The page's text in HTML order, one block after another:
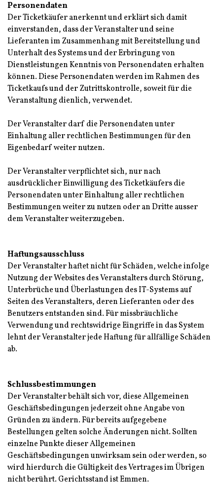
Personendaten
Der Ticketkäufer anerkennt und erklärt sich damit
einverstanden, dass der Veranstalter und seine
Lieferanten im Zusammenhang mit Bereitstellung und
Unterhalt des Systems und der Erbringung von
Dienstleistungen Kenntnis von Personendaten erhalten
können. Diese Personendaten werden im Rahmen des
Ticketkaufs und der Zutrittskontrolle, soweit für die
Veranstaltung dienlich, verwendet.
Der Veranstalter darf die Personendaten unter
Einhaltung aller rechtlichen Bestimmungen für den
Eigenbedarf weiter nutzen.
Der Veranstalter verpflichtet sich, nur nach
ausdrücklicher Einwilligung des Ticketkäufers die
Personendaten unter Einhaltung aller rechtlichen
Bestimmungen weiter zu nutzen oder an Dritte ausser
dem Veranstalter weiterzugeben.
Haftungsausschluss
Der Veranstalter haftet nicht für Schäden, welche infolge
Nutzung der Websites des Veranstalters durch Störung,
Unterbrüche und Überlastungen des IT-Systems auf
Seiten des Veranstalters, deren Lieferanten oder des
Benutzers entstanden sind. Für missbräuchliche
Verwendung und rechtswidrige Eingriffe in das System
lehnt der Veranstalter jede Haftung für allfällige Schäden
ab.
Schlussbestimmungen
Der Veranstalter behält sich vor, diese Allgemeinen
Geschäftsbedingungen jederzeit ohne Angabe von
Gründen zu ändern. Für bereits aufgegebene
Bestellungen gelten solche Änderungen nicht. Sollten
einzelne Punkte dieser Allgemeinen
Geschäftsbedingungen unwirksam sein oder werden, so
wird hierdurch die Gültigkeit des Vertrages im Übrigen
nicht berührt. Gerichtsstand ist Emmen.